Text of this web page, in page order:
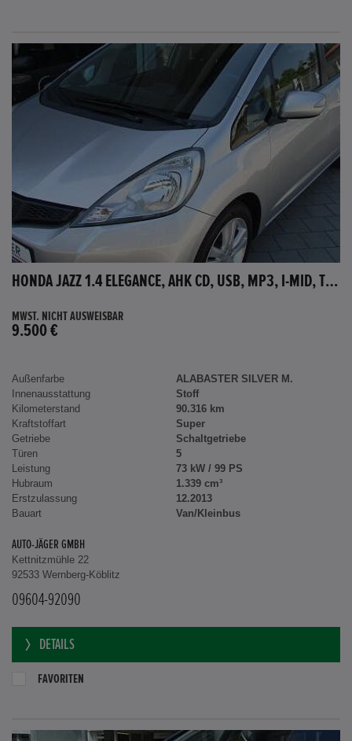
HONDA JAZZ 1.4 ELEGANCE, AHK CD, USB, MP3, I-MID, TEMPOMAT, AUX-IN
MWST. NICHT AUSWEISBAR
9.500 €
Außenfarbe
ALABASTER SILVER M.
Innenausstattung
Stoff
Kilometerstand
90.316 km
Kraftstoffart
Super
Getriebe
Schaltgetriebe
Türen
5
Leistung
73 kW / 99 PS
Hubraum
1.339 cm³
Erstzulassung
12.2013
Bauart
Van/Kleinbus
AUTO-JÄGER GMBH
Kettnitzmühle 22
92533 Wernberg-Köblitz
09604-92090
DETAILS
FAVORITEN